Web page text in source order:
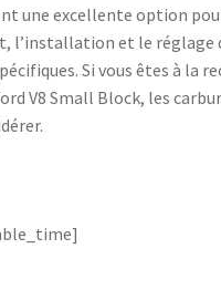
une excellente option
l’installation et le réglage
Si vous êtes à la
V8 Small Block, les